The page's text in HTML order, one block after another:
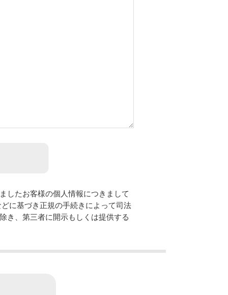
したお客様の個人情報につきまして
に基づき正規の手続きによって司法
き、第三者に開示もしくは提供する